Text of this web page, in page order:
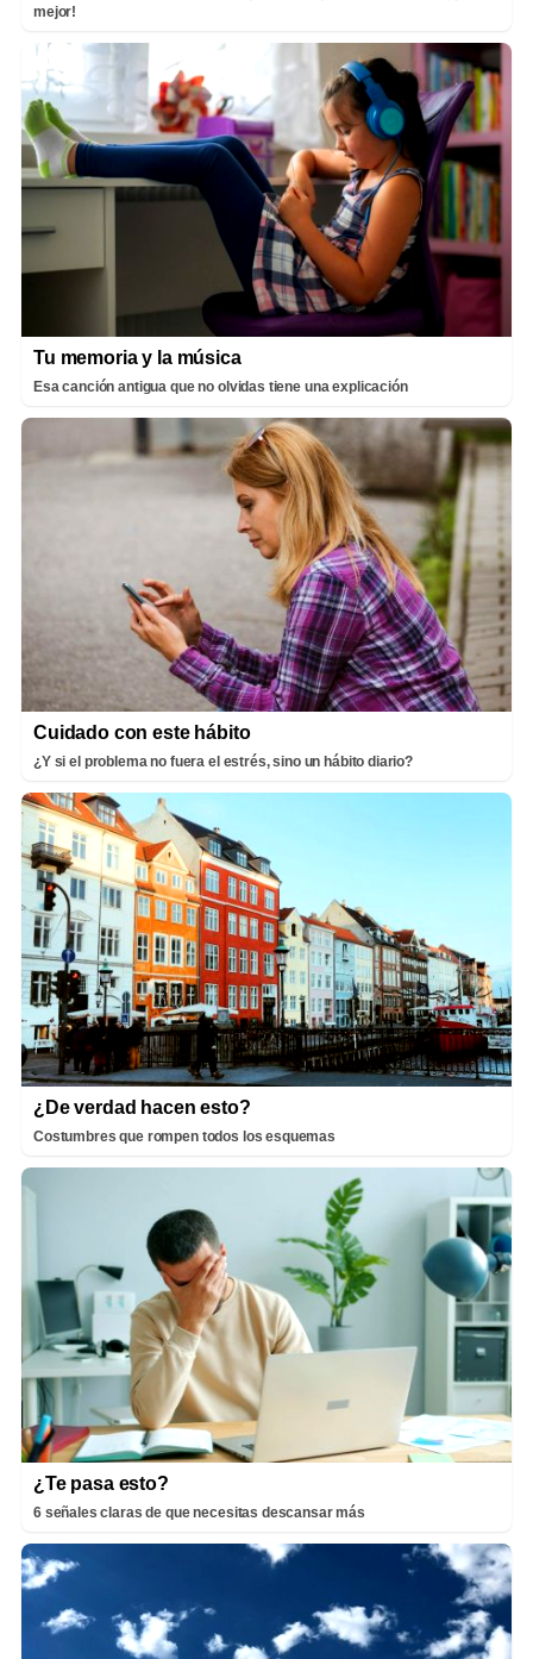
mejor!
Tu memoria y la música
Esa canción antigua que no olvidas tiene una explicación
Cuidado con este hábito
¿Y si el problema no fuera el estrés, sino un hábito diario?
¿De verdad hacen esto?
Costumbres que rompen todos los esquemas
¿Te pasa esto?
6 señales claras de que necesitas descansar más